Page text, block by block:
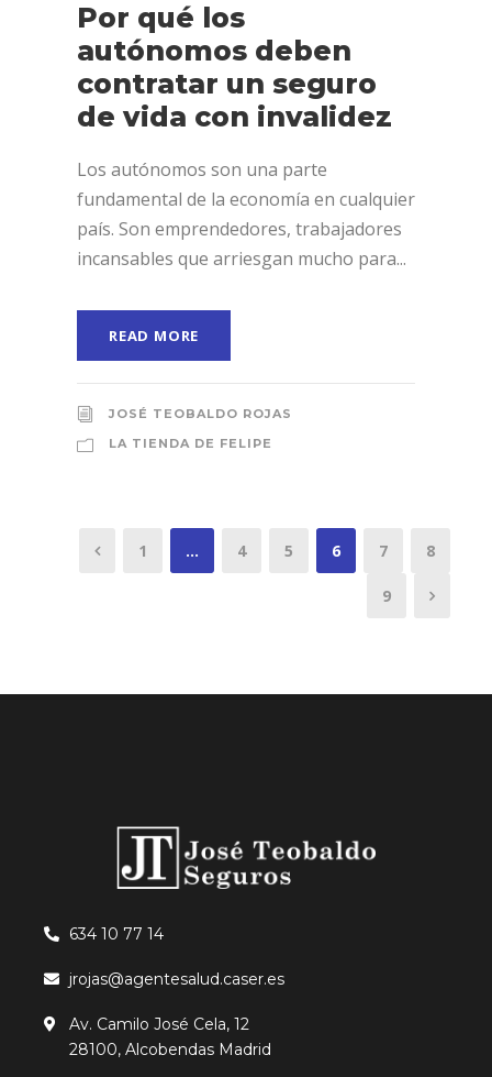
Por qué los
autónomos deben
contratar un seguro
de vida con invalidez
Los autónomos son una parte
fundamental de la economía en cualquier
país. Son emprendedores, trabajadores
incansables que arriesgan mucho para...
READ MORE
JOSÉ TEOBALDO ROJAS
LA TIENDA DE FELIPE
1 … 4 5 6 7 8
9
634 10 77 14
jrojas@agentesalud.caser.es
Av. Camilo José Cela, 12
28100, Alcobendas Madrid